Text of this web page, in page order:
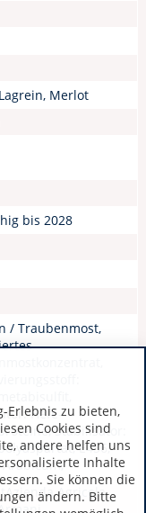
Merlot
bis 2028
/ Traubenmost,
Hefe-
Stabilisator:
E456,
Agricola
Erlebnis zu bieten,
Cookies sind
andere helfen uns
Inhalte
Sie können die
ändern. Bitte